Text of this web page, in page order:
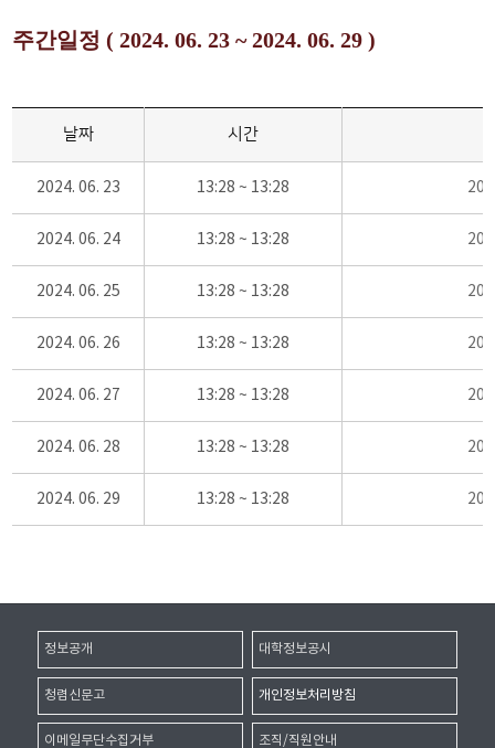
주간일정 ( 2024. 06. 23 ~ 2024. 06. 29 )
날짜 시간
2024. 06. 23 13:28 ~ 13:28
2024. 06. 24 13:28 ~ 13:28
2024. 06. 25 13:28 ~ 13:28
2024. 06. 26 13:28 ~ 13:28
2024. 06. 27 13:28 ~ 13:28
2024. 06. 28 13:28 ~ 13:28
2024. 06. 29 13:28 ~ 13:28
정보공개 대학정보공시
청렴신문고 개인정보처리방침
이메일무단수집거부 조직/직원안내